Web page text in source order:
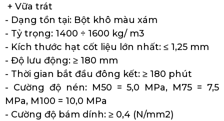
+ Vữa trát
- Dạng tồn tại: Bột khô màu xám
- Tỷ trọng: 1400 ÷ 1600 kg/ m3
- Kích thước hạt cốt liệu lớn nhất: ≤ 1,25 mm
- Độ lưu động: ≥ 180 mm
- Thời gian bắt đầu đông kết: ≥ 180 phút
- Cường độ nén: M50 = 5,0 MPa, M75 = 7,5
MPa, M100 = 10,0 MPa
- Cường độ bám dính: ≥ 0,4 (N/mm2)